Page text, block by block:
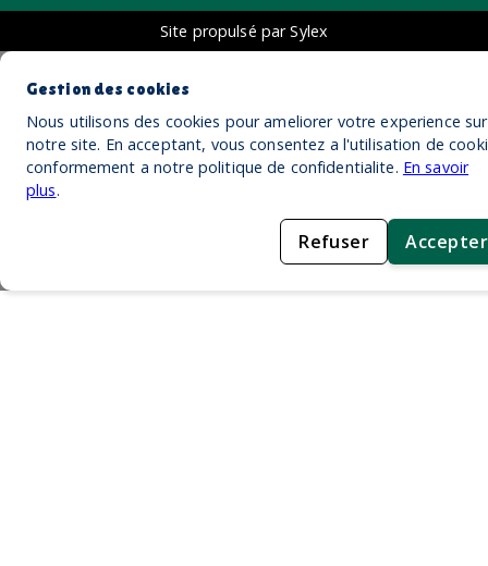
Site propulsé par Sylex
Gestion des cookies
Nous utilisons des cookies pour ameliorer votre experience sur
notre site. En acceptant, vous consentez a l'utilisation de
conformement a notre politique de confidentialite. En savoir
plus.
Refuser Accepter